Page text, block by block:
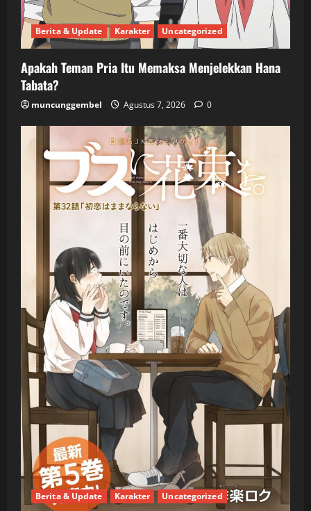
Berita & Update Karakter Uncategorized
Apakah Teman Pria Itu Memaksa Menjelekkan Hana
Tabata?
muncunggembel Agustus 7, 2026 0
Berita & Update Karakter Uncategorized